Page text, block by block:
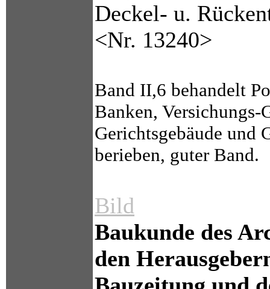
Deckel- u.
<Nr. 13240>
Band II,6 behandelt
Banken, Versichungs-
Gerichtsgebäude und
berieben, guter Band.
Bild
Baukunde des
den